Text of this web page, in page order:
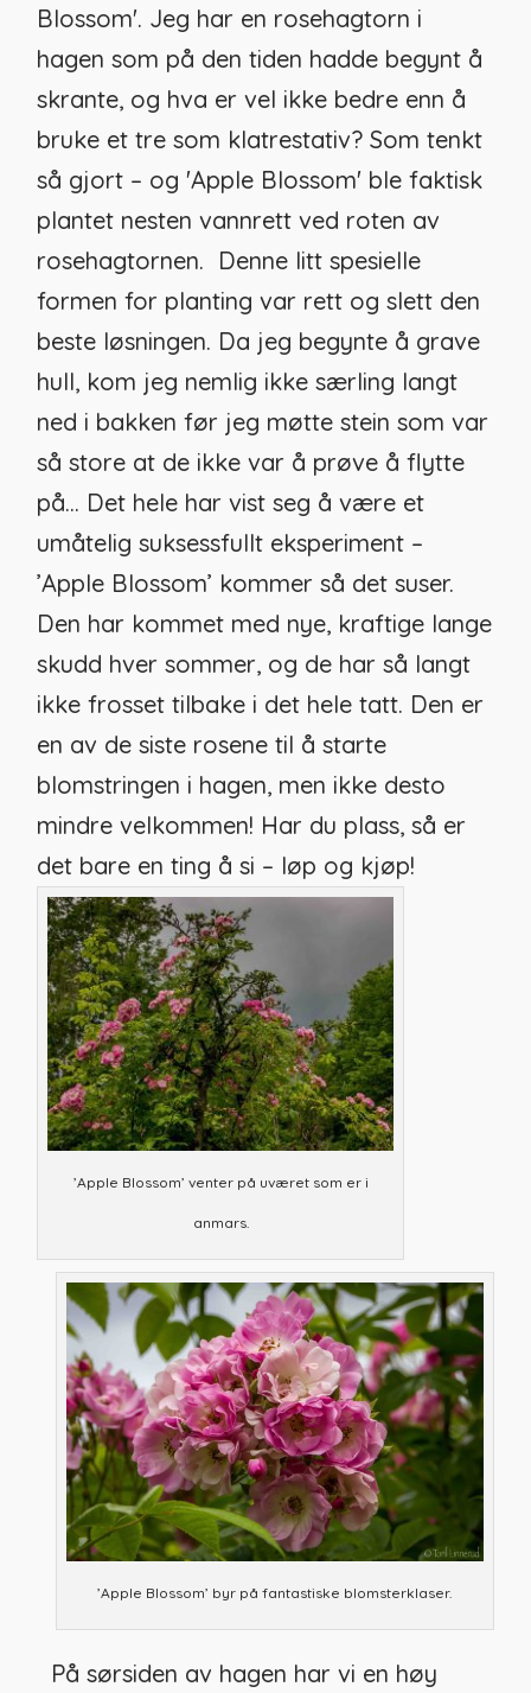
Blossom'. Jeg har en rosehagtorn i
hagen som på den tiden hadde begynt å
skrante, og hva er vel ikke bedre enn å
bruke et tre som klatrestativ? Som tenkt
så gjort – og 'Apple Blossom' ble faktisk
plantet nesten vannrett ved roten av
rosehagtornen. Denne litt spesielle
formen for planting var rett og slett den
beste løsningen. Da jeg begynte å grave
hull, kom jeg nemlig ikke særling langt
ned i bakken før jeg møtte stein som var
så store at de ikke var å prøve å flytte
på… Det hele har vist seg å være et
umåtelig suksessfullt eksperiment –
’Apple Blossom’ kommer så det suser.
Den har kommet med nye, kraftige lange
skudd hver sommer, og de har så langt
ikke frosset tilbake i det hele tatt. Den er
en av de siste rosene til å starte
blomstringen i hagen, men ikke desto
mindre velkommen! Har du plass, så er
det bare en ting å si – løp og kjøp!
’Apple Blossom’ venter på uværet som er i
anmars.
’Apple Blossom’ byr på fantastiske blomsterklaser.
På sørsiden av hagen har vi en høy